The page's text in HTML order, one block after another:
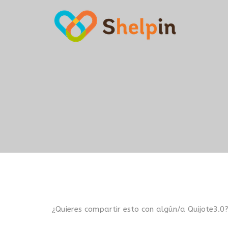
¿Quieres compartir esto con algún/a Quijote3.0?